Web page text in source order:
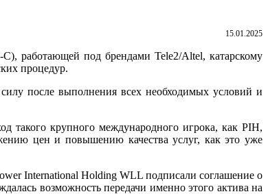
15.01.2025
работающей под брендами Tele2/Altel, катарскому
процедур.
после выполнения всех необходимых условий и
такого крупного международного игрока, как PIH,
цен и повышению качества услуг, как это уже
International Holding WLL подписали соглашение о
возможность передачи именно этого актива на